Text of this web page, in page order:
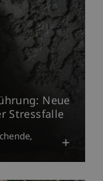
Neue
Stressfalle